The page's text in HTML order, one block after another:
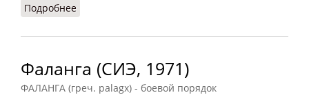
Подробнее
Фаланга (СИЭ, 1971)
ФАЛАНГА (греч. palagx) - боевой порядок